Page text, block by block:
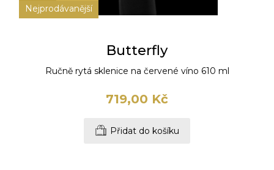
Nejprodávanější
Butterfly
Ručně rytá sklenice na červené víno 610 ml
719,00 Kč
Přidat do košíku